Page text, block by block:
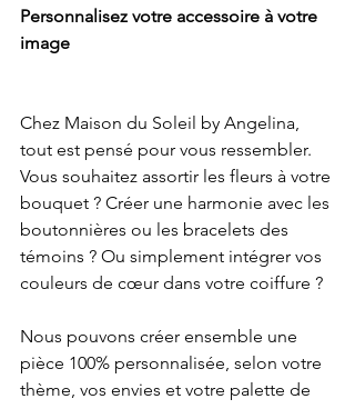
Personnalisez votre accessoire à votre
image
Chez Maison du Soleil by Angelina,
tout est pensé pour vous ressembler.
Vous souhaitez assortir les fleurs à votre
bouquet ? Créer une harmonie avec les
boutonnières ou les bracelets des
témoins ? Ou simplement intégrer vos
couleurs de cœur dans votre coiffure ?
Nous pouvons créer ensemble une
pièce 100% personnalisée, selon votre
thème, vos envies et votre palette de